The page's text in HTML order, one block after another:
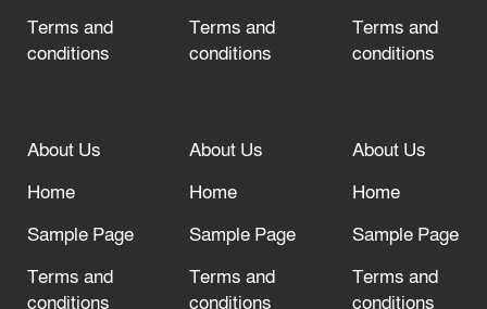
Terms and
conditions
Terms and
conditions
Terms and
conditions
About Us
Home
Sample Page
Terms and
conditions
About Us
Home
Sample Page
Terms and
conditions
About Us
Home
Sample Page
Terms and
conditions